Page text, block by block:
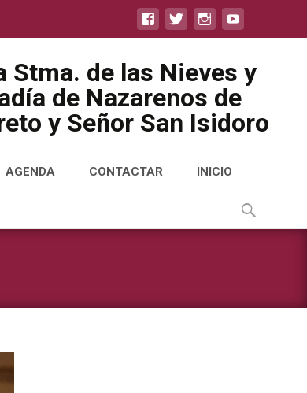
de las Nieves y
de Nazarenos de
y Señor San Isidoro
AGENDA CONTACTAR INICIO
Buscar